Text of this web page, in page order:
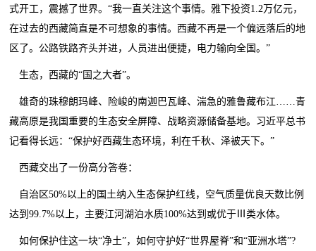
式开工，震撼了世界。“我一直关注这个事情。雅下投资1.2万亿元，
在过去的西藏简直是不可想象的事情。西藏不再是一个偏远落后的地
区了。公路铁路齐头并进，人员进出便捷，电力输向全国。”
生态，西藏的“国之大者”。
雄奇的珠穆朗玛峰、险峻的南迦巴瓦峰、湍急的雅鲁藏布江……青
藏高原是我国重要的生态安全屏障、战略资源储备基地。习近平总书
记看得长远：“保护好西藏生态环境，利在千秋、泽被天下。”
西藏交出了一份高分答卷：
自治区50%以上的国土纳入生态保护红线，空气质量优良天数比例
达到99.7%以上，主要江河湖泊水质100%达到或优于Ⅲ类水体。
如何保护住这一块“净土”，如何守护好“世界屋脊”和“亚洲水塔”?